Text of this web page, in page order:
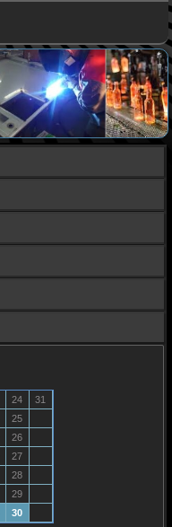
24
31
25
26
27
28
29
30